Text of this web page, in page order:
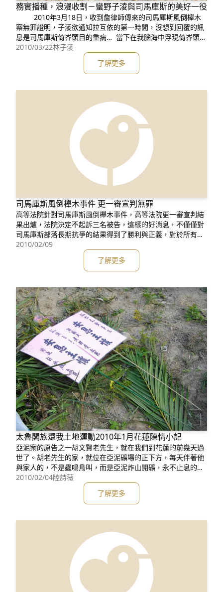
務實播種，浪漫收割－蠻野子淩與司馬庫斯的美好一役
案無罪證明，子淩欲通知拉互依的第一時間，沒想到回覆的訊
息是司馬庫斯倚岕頭目的重病… 當下在我腦海中浮現倚岕頭目
的歷次為櫸木案奔波北上的身影── 倚岕頭目時時刻刻以其不
需透過言語的堅毅，傳承Gaga的精髓給司馬庫斯部落的年輕
一代；更想起二審期間，倚岕頭目告訴詹律師，祖靈托夢告訴
他，司馬庫斯風倒櫸木案訴訟要到最高法院
2010/03/22林子淩
了解更多
司馬庫斯風倒櫸木事件 更一審宣判無罪
高等法院針對司馬庫斯風倒櫸木事件，高等法院更一審宣判結
果出爐，法院決定不起訴三名被告，這樣的好消息，不僅僅對
司馬庫斯部落長期抗爭的結果得到了勝利與正義，對於所有原
住民部落自治的發展有重大的影響，相對地也彰顯了國家司法
制度對於原住民族群的基本人權的重視。 感謝長期以來一直關
心與支持司馬庫斯風倒櫸木事件的朋友及夥伴們！大家這四年
多來大家共同抗爭、努力追求平等與自由等價值的理念，大家
2010/02/09
了解更多
太魯閣族還我土地運動2010年1月花蓮陳情小記
亞泥案的原告之一胡文賢老先生，就在我們到花蓮的前幾天過
世了。胡老先生的家，就位在亞泥礦場的正下方，每天伴著他
與家人的，不是蟲鳴鳥叫，而是亞泥炸山開礦，永不止息的爆
炸聲。他直到過世前，都還掛念著他的土地，他已經被迫與自
己的土地分離長達四十年，回到那塊地上耕作的日子無限遙
遠，即使那塊被侵奪的土地就在眼前咫尺，與他的房子只隔著
一條窄窄的、灰沙瀰漫的黃土路，和一道尖利的鐵絲網。 &nb
2010/02/04陸詩薇
了解更多